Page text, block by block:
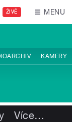
ŽIVĚ MENU
KAMERY
Více…